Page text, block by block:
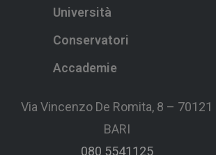
Università
Conservatori
Accademie
Via Vincenzo De Romita, 8 – 70121
BARI
080 5541125